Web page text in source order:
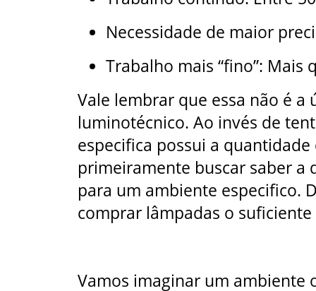
Necessidade de maior
Trabalho mais “fino”: Mais
Vale lembrar que essa não é
luminotécnico. Ao invés de
especifica possui a
primeiramente buscar saber a
para um ambiente especifico.
comprar lâmpadas o
Vamos imaginar um ambiente